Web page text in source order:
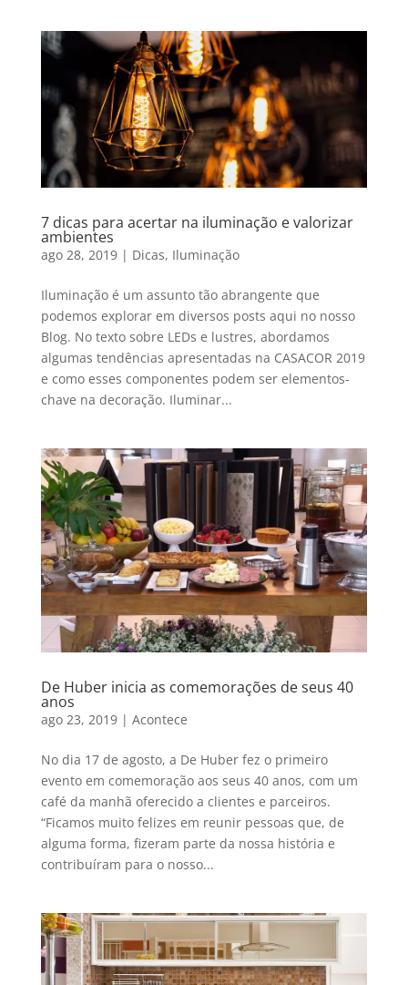
7 dicas para acertar na iluminação e valorizar
ambientes
ago 28, 2019| Dicas, Iluminação
Iluminação é um assunto tão abrangente que
podemos explorar em diversos posts aqui no nosso
Blog. No texto sobre LEDs e lustres, abordamos
algumas tendências apresentadas na CASACOR 2019
e como esses componentes podem ser elementos-
chave na decoração. Iluminar...
De Huber inicia as comemorações de seus 40
anos
ago 23, 2019| Acontece
No dia 17 de agosto, a De Huber fez o primeiro
evento em comemoração aos seus 40 anos, com um
café da manhã oferecido a clientes e parceiros.
“Ficamos muito felizes em reunir pessoas que, de
alguma forma, fizeram parte da nossa história e
contribuíram para o nosso...